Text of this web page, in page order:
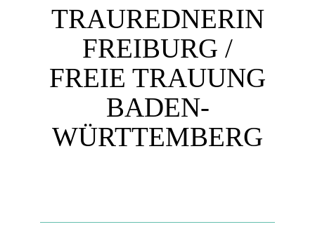
TRAUREDNERIN
FREIBURG /
FREIE TRAUUNG
BADEN-
WÜRTTEMBERG